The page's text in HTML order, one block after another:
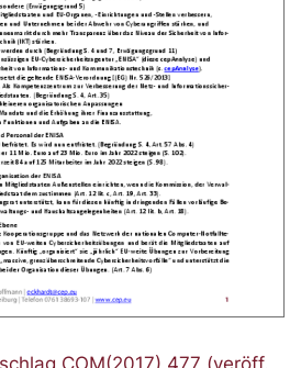
COM(2017) 477 (veröff.